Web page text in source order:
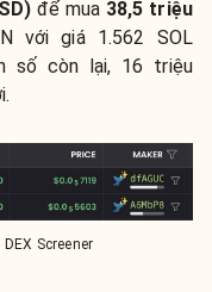
để mua 38,5 triệu
với giá 1.562 SOL
số còn lại, 16 triệu
Screener